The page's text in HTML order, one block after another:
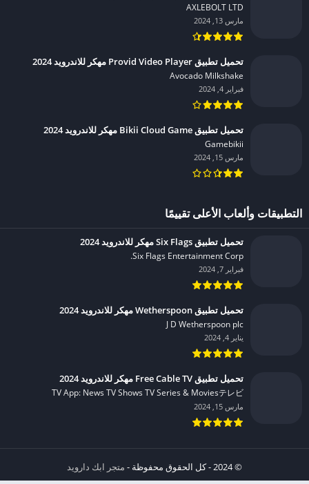
AXLEBOLT LTD‏
مارس 13, 2024
تحميل تطبيق Provid Video Player مهكر للاندرويد 2024
Avocado Milkshake‏
فبراير 4, 2024
تحميل تطبيق Bikii Cloud Game مهكر للاندرويد 2024
Gamebikii‏
مارس 15, 2024
التطبيقات وألعاب الأعلى تقييمًا
تحميل تطبيق Six Flags مهكر للاندرويد 2024
Six Flags Entertainment Corp.‏
فبراير 7, 2024
تحميل تطبيق Wetherspoon مهكر للاندرويد 2024
J D Wetherspoon plc‏
يناير 4, 2024
تحميل تطبيق Free Cable TV مهكر للاندرويد 2024
TV App: News TV Shows TV Series & Moviesテレビ‏
مارس 15, 2024
© 2024 - كل الحقوق محفوظة -
متجر ابك دارويد